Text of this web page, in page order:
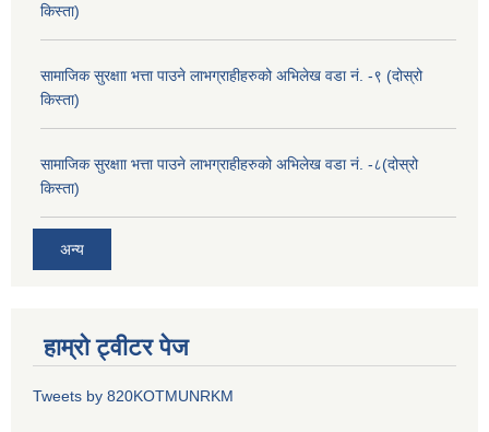
किस्ता)
सामाजिक सुरक्षाा भत्ता पाउने लाभग्राहीहरुको अभिलेख वडा नं. -९ (दोस्रो
किस्ता)
सामाजिक सुरक्षाा भत्ता पाउने लाभग्राहीहरुको अभिलेख वडा नं. -८(दोस्रो
किस्ता)
अन्य
हाम्रो ट्वीटर पेज
Tweets by 820KOTMUNRKM